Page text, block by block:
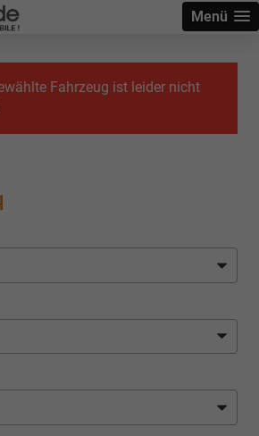
Menü
Fahrzeug ist leider nicht